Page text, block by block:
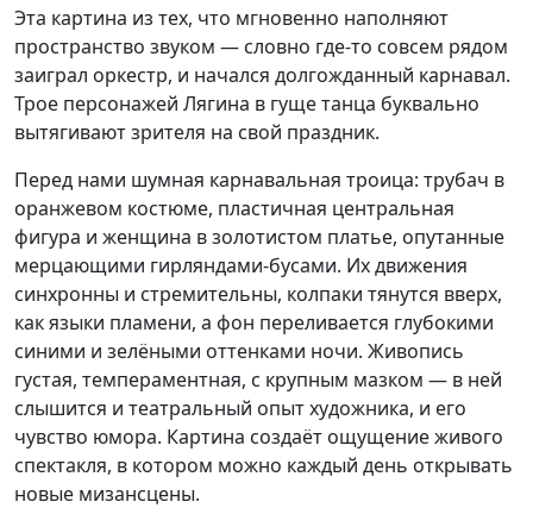
Эта картина из тех, что мгновенно наполняют
пространство звуком — словно где‑то совсем рядом
заиграл оркестр, и начался долгожданный карнавал.
Трое персонажей Лягина в гуще танца буквально
вытягивают зрителя на свой праздник.
Перед нами шумная карнавальная троица: трубач в
оранжевом костюме, пластичная центральная
фигура и женщина в золотистом платье, опутанные
мерцающими гирляндами-бусами. Их движения
синхронны и стремительны, колпаки тянутся вверх,
как языки пламени, а фон переливается глубокими
синими и зелёными оттенками ночи. Живопись
густая, темпераментная, с крупным мазком — в ней
слышится и театральный опыт художника, и его
чувство юмора. Картина создаёт ощущение живого
спектакля, в котором можно каждый день открывать
новые мизансцены.​